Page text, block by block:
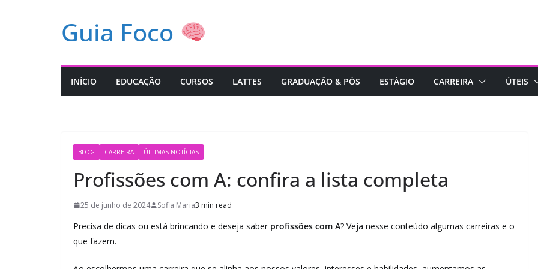
Guia Foco
INÍCIO EDUCAÇÃO CURSOS LATTES GRADUAÇÃO & PÓS ESTÁGIO CARREIRA ÚTEIS
BLOG CARREIRA ÚLTIMAS NOTÍCIAS
Profissões com A: confira a lista completa
25 de junho de 2024 Sofia Maria3 min read
Precisa de dicas ou está brincando e deseja saber profissões com A? Veja nesse conteúdo algumas carreiras e o
que fazem.